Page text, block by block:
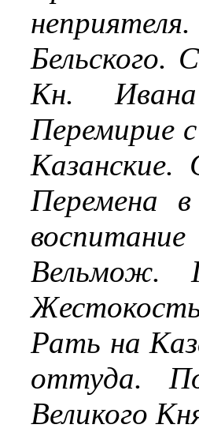
Бельского.
Кн.
Перемирие
Перемена
Вельмож.
Рать на
оттуда.
Великого